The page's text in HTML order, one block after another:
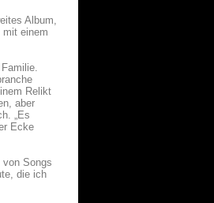
Album,
mit einem
Relikt
aber
„Es
Ecke
Songs
die ich